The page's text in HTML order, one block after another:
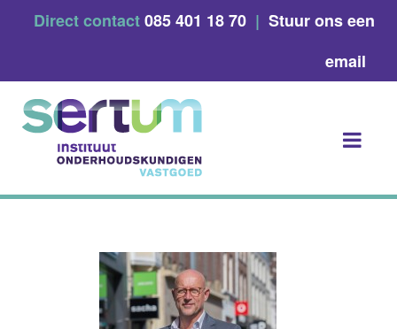
Direct contact085 401 18 70 | Stuur ons een
email